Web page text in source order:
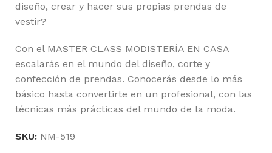
diseño, crear y hacer sus propias prendas de
vestir?
Con el MASTER CLASS MODISTERÍA EN CASA
escalarás en el mundo del diseño, corte y
confección de prendas. Conocerás desde lo más
básico hasta convertirte en un profesional, con las
técnicas más prácticas del mundo de la moda.
SKU: NM-519